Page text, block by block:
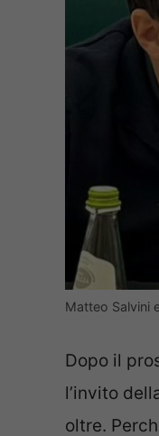
Matteo Salvini
Dopo il
l’invito
oltre.